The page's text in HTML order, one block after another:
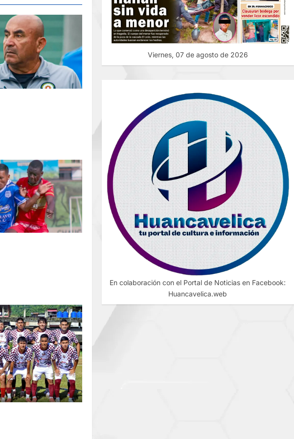
Viernes, 07 de agosto de 2026
En colaboración con el Portal de Noticias en Facebook:
Huancavelica.web